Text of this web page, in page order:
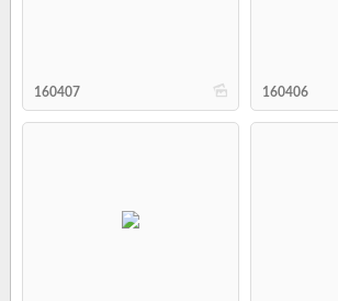
b
160407 160406